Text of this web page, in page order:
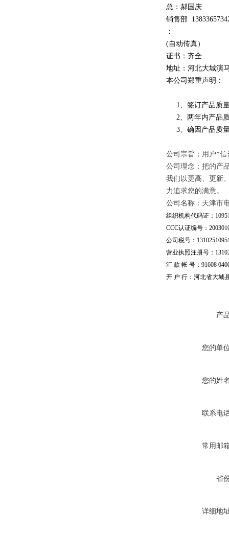
总：郝国庆
销售部 13833
：
(自动传真）
证书：齐全
地址：河北大城演
本公司郑重声明：
1、签订产品质量
2、两年内产品质
3、确因产品质量
公司宗旨；用户*
公司理念；把的产
我们以更高、更新
力追求您的满意。
公司名称：天津市
组织机构代码证：
CCC认证编号：
公司税号：
营业执照注册号：
汇 款 帐 号：91608
开 户 行：河北省大城
产
您的单
您的姓
联系电
常用邮
省
详细地